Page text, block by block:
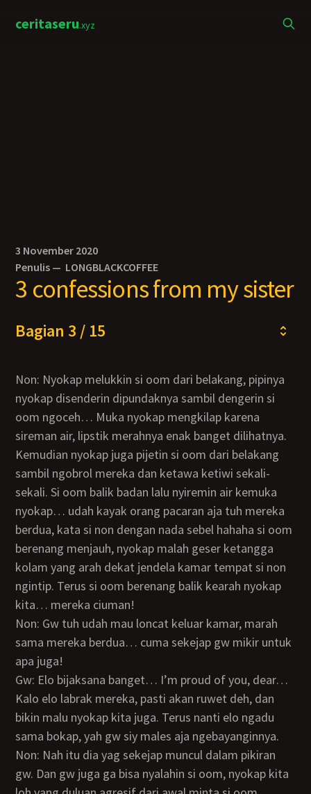
ceritaseru.xyz
3 November 2020
Penulis — LONGBLACKCOFFEE
3 confessions from my sister
Bagian 3 / 15
Non: Nyokap melukkin si oom dari belakang, pipinya
nyokap disenderin dipundaknya sambil dengerin si
oom ngoceh… Muka nyokap mengkilap karena
sireman air, lipstik merahnya enak banget dilihatnya.
Kemudian nyokap juga pijetin si oom dari belakang
sambil ngobrol mereka dan ketawa ketiwi sekali-
sekali. Si oom balik badan lalu nyiremin air kemuka
nyokap… udah kayak orang pacaran aja tuh mereka
berdua, kata si non dengan nada sebel hahaha si oom
berenang menjauh, nyokap malah geser ketangga
kolam yang arah dekat jendela kamar tempat si non
ngintip. Terus si oom berenang balik kearah nyokap
kita… mereka ciuman!
Non: Gw tuh udah mau loncat keluar kamar, marah
sama mereka berdua… cuma sekejap gw mikir untuk
apa juga!
Gw: Elo bijaksana banget… I’m proud of you, dear…
Kalo elo labrak mereka, pasti akan ruwet deh, dan
bikin malu nyokap kita juga. Terus nanti elo ngadu
sama bokap, yah gw siy males aja ngebayanginnya.
Non: Nah itu dia yag sekejap muncul dalam pikiran
gw. Dan gw juga ga bisa nyalahin si oom, nyokap kita